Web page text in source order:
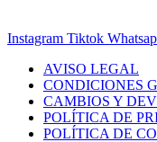
Instagram Tiktok
AVISO LEGAL
CONDICIONES
CAMBIOS Y
POLÍTICA DE
POLÍTICA DE